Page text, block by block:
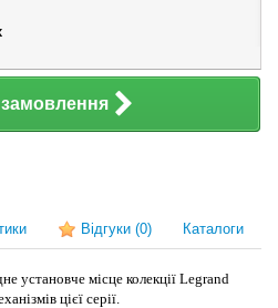
Відгуки (0) Каталоги
установче місце колекції Legrand
цієї серії.